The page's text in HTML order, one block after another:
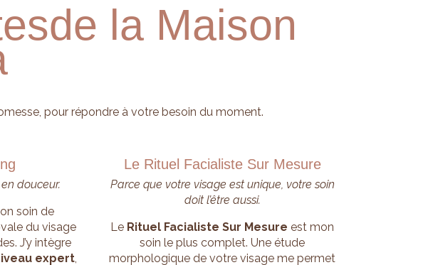
de la Maison
pour répondre à votre besoin du moment.
douceur.
soin de
du visage
J’y intègre
expert
Le Rituel Facialiste Sur Mesure
Parce que votre visage est unique, votre soin
doit l’être aussi.
Le Rituel Facialiste Sur Mesure est mon
soin le plus complet. Une étude
morphologique de votre visage me permet